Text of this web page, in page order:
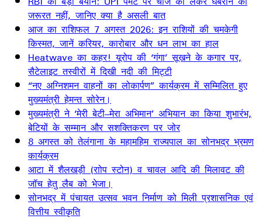
जरूरत नहीं, जानिए क्या है असली बात
आज का राशिफल 7 अगस्त 2026: इन राशियों की चमकेगी
किस्मत, जानें करियर, कारोबार और धन लाभ का हाल
Heatwave का कहर! यूरोप की ‘गंगा’ सूखने के कगार पर,
सैटेलाइट तस्वीरों में दिखी नदी की मिट्टी
“नए अग्निशमन वाहनों का लोकार्पण” कार्यक्रम में सम्मिलित हुए
मुख्यमंत्री हेमन्त सोरेन।
मुख्यमंत्री ने ‘मेरी बेटी–मेरा अभिमान’ अभियान का किया शुभारंभ,
बेटियों के सम्मान और सशक्तिकरण पर जोर
8 अगस्त को तेलंगाना के महामहिम राज्यपाल का सोनभद्र भ्रमण
कार्यक्रम
आटा में शैलखड़ी (राोप स्टोन) व चावल आदि की मिलावट की
जॉच हेतु लैब को भेजा।
सोनभद्र में पंचायत उत्सव भवन निर्माण को मिली प्रशासनिक एवं
वित्तीय स्वीकृति